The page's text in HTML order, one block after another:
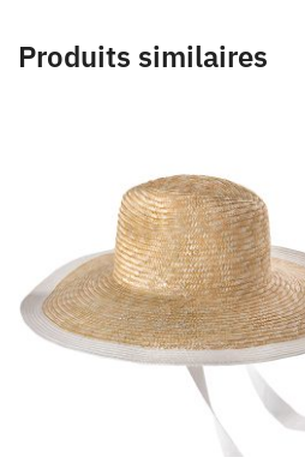
Produits similaires